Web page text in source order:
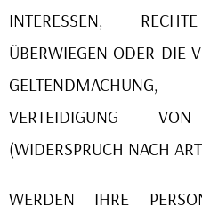
INTERESSEN,
ÜBERWIEGEN ODER DIE
VERTEIDIGUNG VON
(WIDERSPRUCH NACH
WERDEN IHRE